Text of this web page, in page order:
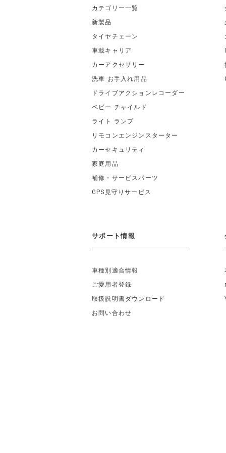
カテゴリー一覧
新製品
タイヤチェーン
車載キャリア
カーアクセサリー
洗車 お手入れ用品
ドライブアクションレコーダー
ベビー チャイルド
ライト ランプ
リモコンエンジンスターター
カーセキュリティ
家庭用品
補修・サービスパーツ
GPS見守りサービス
サポート情報
車種別適合情報
ご愛用者登録
取扱説明書ダウンロード
お問い合わせ